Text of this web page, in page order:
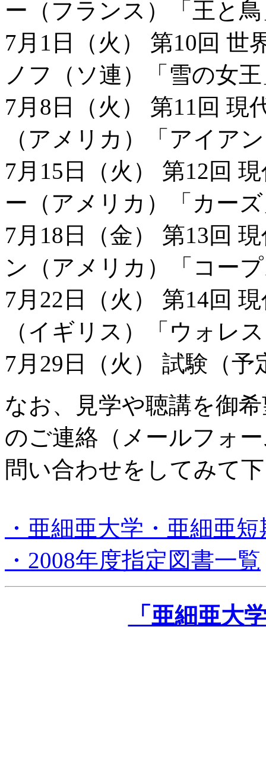
ー（フランス）「王と
7月1日（火） 第10回
ノフ（ソ連）「雪の女
7月8日（火） 第11回
（アメリカ）「アイア
7月15日（火） 第12回
ー（アメリカ）「カー
7月18日（金） 第13回
ン（アメリカ）「コー
7月22日（火） 第14回
（イギリス）「ウォレ
7月29日（火） 試験（予
なお、見学や聴講を御
のご連絡（メールフォ
問い合わせをしてみて
・亜細亜大学・亜細亜
・2008年度指定図書一覧
「亜細亜大